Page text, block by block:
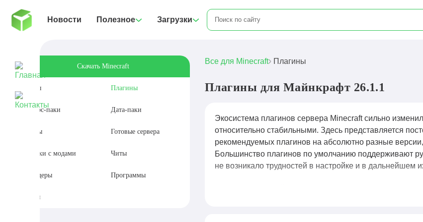
Новости Полезное Загрузки
Скачать Minecraft
Моды Плагины
Ресурс-паки Дата-паки
Карты Готовые сервера
Сборки с модами Читы
Шейдеры Программы
Сиды
Все для Minecraft Плагины
Плагины для Майнкрафт 26.1.1
Экосистема плагинов сервера Minecraft сильно
относительно стабильными. Здесь представляется
рекомендуемых плагинов на абсолютно разные
Большинство плагинов по умолчанию поддерживают
не возникало трудностей в настройке и в дальнейшем